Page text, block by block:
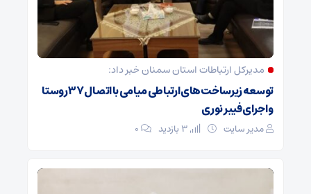
مدیرکل ارتباطات استان سمنان خبر داد:
توسعه زیرساخت‌های ارتباطی میامی با اتصال ۳۷ روستا
و اجرای فیبر نوری
مدیر سایت ۰